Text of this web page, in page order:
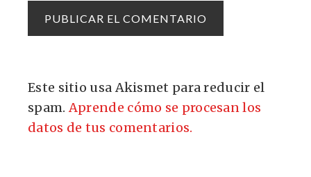
Este sitio usa Akismet para reducir el
spam.Aprende cómo se procesan los
datos de tus comentarios.